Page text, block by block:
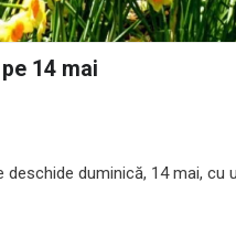
14 mai
deschide duminică, 14 mai,